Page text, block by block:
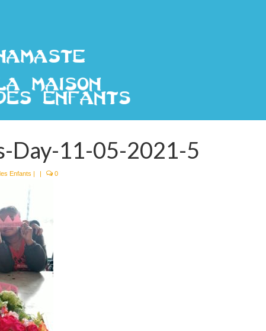
Day-11-05-2021-5
Enfants | | 0